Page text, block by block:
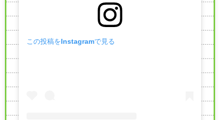
この投稿をInstagramで見る